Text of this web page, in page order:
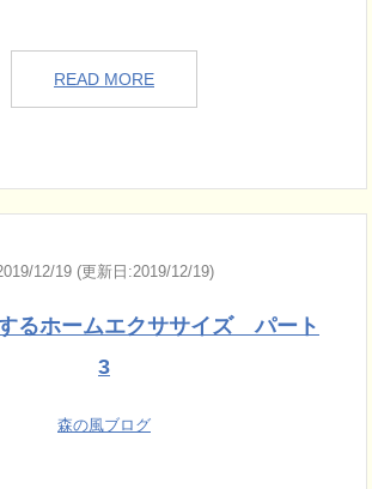
READ MORE
12/19 (更新日:2019/12/19)
るホームエクササイズ パート
3
森の風ブログ